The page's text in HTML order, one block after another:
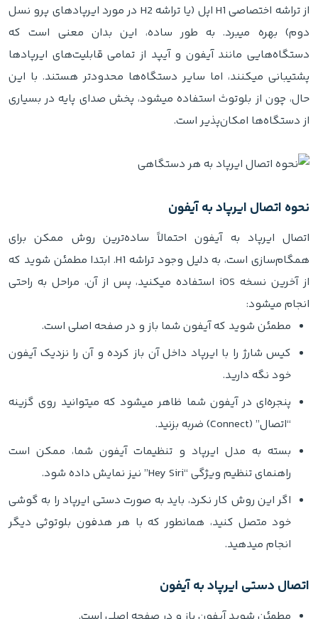
از تراشه اختصاصی H1 اپل (یا تراشه H2 در مورد ایرپادهای پرو نسل
دوم) بهره میبرد. به طور ساده، این بدان معنی است که
دستگاه‌هایی مانند آیفون و آیپد از تمامی قابلیت‌های ایرپادها
پشتیبانی میکنند، اما سایر دستگاه‌ها محدودتر هستند. با این
حال، چون از بلوتوث استفاده میشود، پخش صدای پایه در بسیاری
از دستگاه‌ها امکان‌پذیر است.
نحوه اتصال ایرپاد به آیفون
اتصال ایرپاد به آیفون احتمالاً ساده‌ترین روش ممکن برای
همگام‌سازی است، به دلیل وجود تراشه H1. ابتدا مطمئن شوید که
از آخرین نسخه iOS استفاده میکنید، پس از آن، مراحل به راحتی
انجام میشود:
مطمئن شوید که آیفون شما باز و در صفحه اصلی است.
کیس شارژ را با ایرپاد داخل آن باز کرده و آن را نزدیک آیفون
خود نگه دارید.
پنجره‌ای در آیفون شما ظاهر میشود که میتوانید روی گزینه
“اتصال” (Connect) ضربه بزنید.
بسته به مدل ایرپاد و تنظیمات آیفون شما، ممکن است
راهنمای تنظیم ویژگی “Hey Siri” نیز نمایش داده شود.
اگر این روش کار نکرد، باید به صورت دستی ایرپاد را به گوشی
خود متصل کنید، همانطور که با هر هدفون بلوتوثی دیگر
انجام میدهید.
اتصال دستی ایرپاد به آیفون